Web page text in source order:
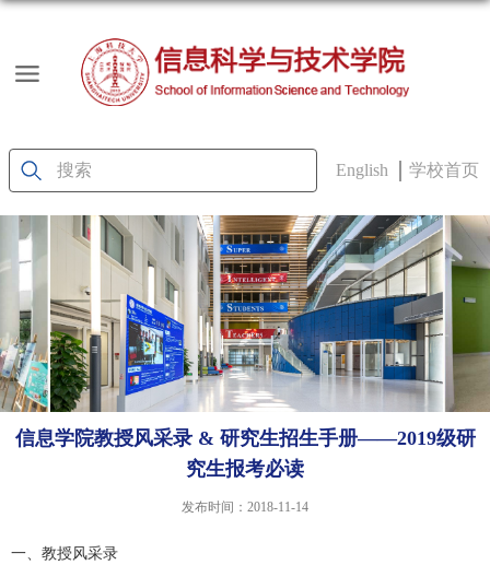
English 学校首页
信息学院教授风采录 & 研究生招生手册——2019级研
究生报考必读
发布时间：2018-11-14
一、教授风采录